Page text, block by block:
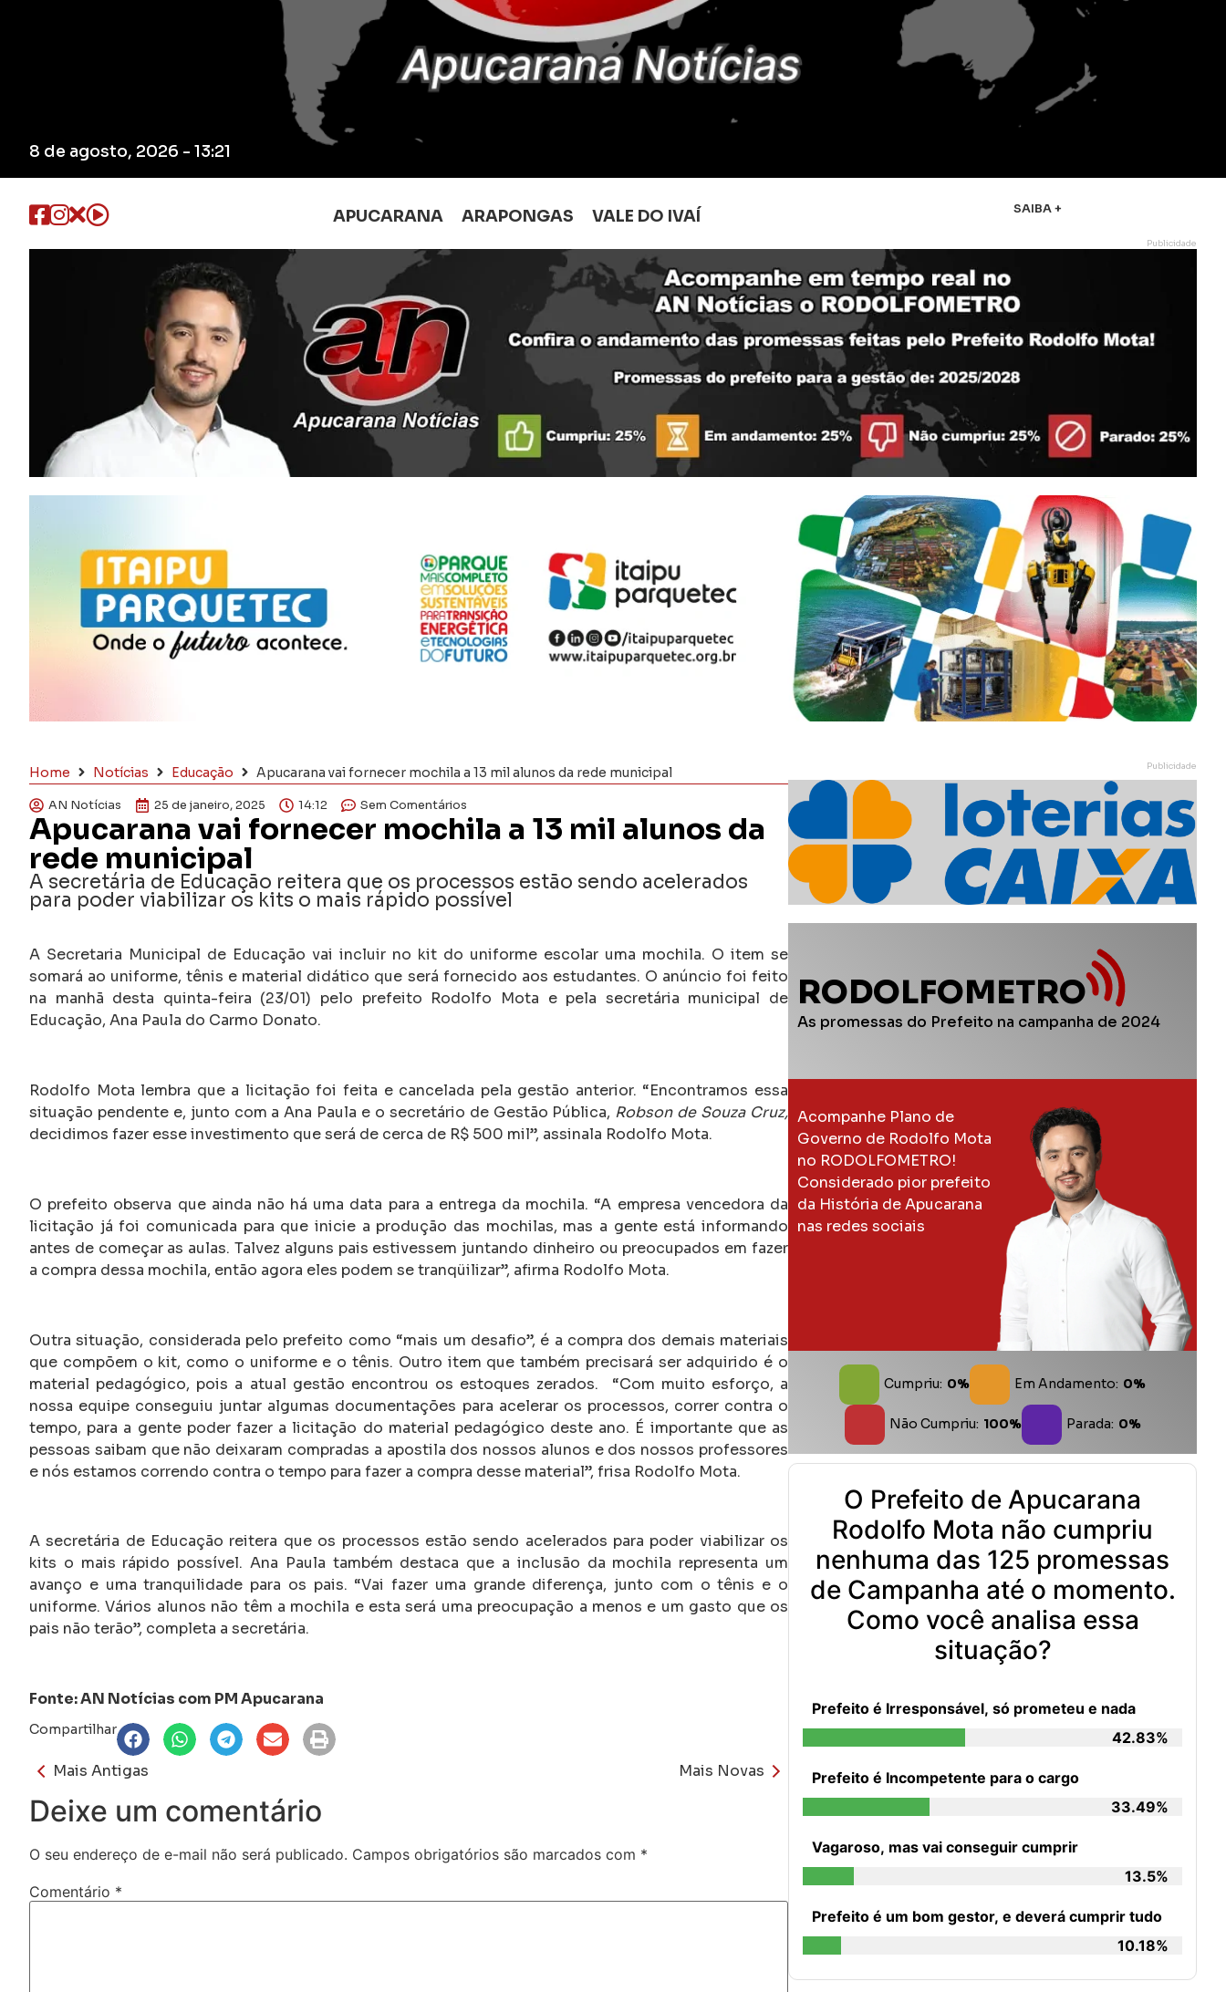
8 de agosto, 2026 - 13:21
APUCARANA ARAPONGAS VALE DO IVAÍ SAIBA +
Publicidade
Home Notícias Educação Apucarana vai fornecer mochila a 13 mil alunos da rede municipal
AN Notícias 25 de janeiro, 2025 14:12 Sem Comentários
Apucarana vai fornecer mochila a 13 mil alunos da
rede municipal
A secretária de Educação reitera que os processos estão sendo acelerados
para poder viabilizar os kits o mais rápido possível
A Secretaria Municipal de Educação vai incluir no kit do uniforme escolar uma mochila. O item se
somará ao uniforme, tênis e material didático que será fornecido aos estudantes. O anúncio foi feito
na manhã desta quinta-feira (23/01) pelo prefeito Rodolfo Mota e pela secretária municipal de
Educação, Ana Paula do Carmo Donato.
Rodolfo Mota lembra que a licitação foi feita e cancelada pela gestão anterior. “Encontramos essa
situação pendente e, junto com a Ana Paula e o secretário de Gestão Pública, Robson de Souza Cruz,
decidimos fazer esse investimento que será de cerca de R$ 500 mil”, assinala Rodolfo Mota.
O prefeito observa que ainda não há uma data para a entrega da mochila. “A empresa vencedora da
licitação já foi comunicada para que inicie a produção das mochilas, mas a gente está informando
antes de começar as aulas. Talvez alguns pais estivessem juntando dinheiro ou preocupados em fazer
a compra dessa mochila, então agora eles podem se tranqüilizar”, afirma Rodolfo Mota.
Outra situação, considerada pelo prefeito como “mais um desafio”, é a compra dos demais materiais
que compõem o kit, como o uniforme e o tênis. Outro item que também precisará ser adquirido é o
material pedagógico, pois a atual gestão encontrou os estoques zerados. “Com muito esforço, a
nossa equipe conseguiu juntar algumas documentações para acelerar os processos, correr contra o
tempo, para a gente poder fazer a licitação do material pedagógico deste ano. É importante que as
pessoas saibam que não deixaram compradas a apostila dos nossos alunos e dos nossos professores
e nós estamos correndo contra o tempo para fazer a compra desse material”, frisa Rodolfo Mota.
A secretária de Educação reitera que os processos estão sendo acelerados para poder viabilizar os
kits o mais rápido possível. Ana Paula também destaca que a inclusão da mochila representa um
avanço e uma tranquilidade para os pais. “Vai fazer uma grande diferença, junto com o tênis e o
uniforme. Vários alunos não têm a mochila e esta será uma preocupação a menos e um gasto que os
pais não terão”, completa a secretária.
Fonte: AN Notícias com PM Apucarana
Compartilhar
Mais Antigas Mais Novas
Deixe um comentário
O seu endereço de e-mail não será publicado. Campos obrigatórios são marcados com *
Comentário *
Publicidade
RODOLFOMETRO
As promessas do Prefeito na campanha de 2024
Acompanhe Plano de
Governo de Rodolfo Mota
no RODOLFOMETRO!
Considerado pior prefeito
da História de Apucarana
nas redes sociais
Cumpriu: 0% Em Andamento: 0%
Não Cumpriu: 100% Parada: 0%
O Prefeito de Apucarana
Rodolfo Mota não cumpriu
nenhuma das 125 promessas
de Campanha até o momento.
Como você analisa essa
situação?
Prefeito é Irresponsável, só prometeu e nada
42.83%
Prefeito é Incompetente para o cargo
33.49%
Vagaroso, mas vai conseguir cumprir
13.5%
Prefeito é um bom gestor, e deverá cumprir tudo
10.18%